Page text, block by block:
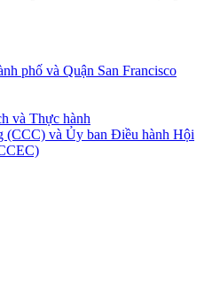
phố và Quận San Francisco
và Thực hành
(CCC) và Ủy ban Điều hành Hội